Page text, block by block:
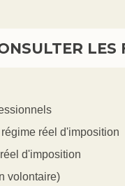
LES
réel d'imposition
d'imposition
volontaire)